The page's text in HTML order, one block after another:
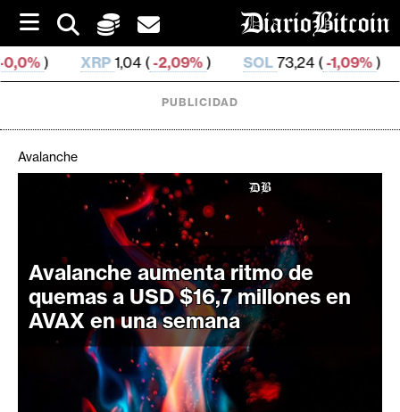
i
p
t
o
1,04 ( -2,09%) SOL73,24 ( -1,09%) TRX0,327
p
t
o
M
PUBLICIDAD
Avalanche
Avalanche aumenta ritmo de
quemas a USD $16,7 millones en
AVAX en una semana